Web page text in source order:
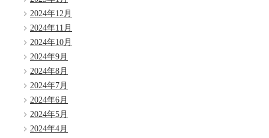
2024年12月
2024年11月
2024年10月
2024年9月
2024年8月
2024年7月
2024年6月
2024年5月
2024年4月